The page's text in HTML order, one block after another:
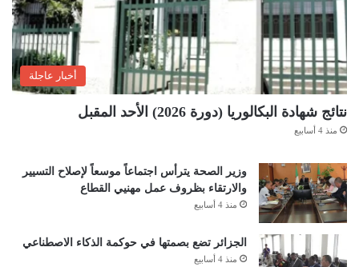
أخبار عاجلة
نتائج شهادة البكالوريا (دورة 2026) الأحد المقبل
منذ 4 أسابيع
وزير الصحة يترأس اجتماعاً موسعاً لإصلاح التسيير
والارتقاء بظروف عمل مهنيي القطاع
منذ 4 أسابيع
الجزائر تضع بصمتها في حوكمة الذكاء الاصطناعي
منذ 4 أسابيع